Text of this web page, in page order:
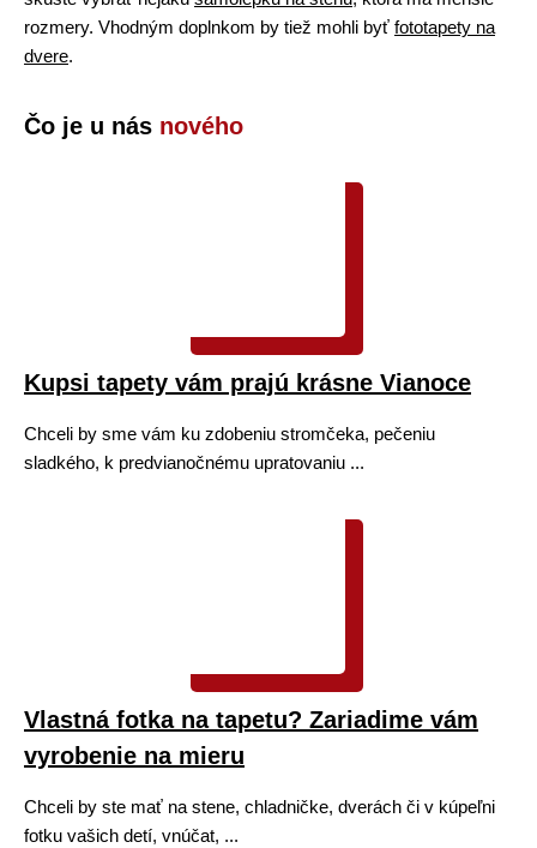
rozmery. Vhodným doplnkom by tiež mohli byť fototapety na
dvere.
Čo je u nás nového
Kupsi tapety vám prajú krásne Vianoce
Chceli by sme vám ku zdobeniu stromčeka, pečeniu
sladkého, k predvianočnému upratovaniu ...
Vlastná fotka na tapetu? Zariadime vám
vyrobenie na mieru
Chceli by ste mať na stene, chladničke, dverách či v kúpeľni
fotku vašich detí, vnúčat, ...